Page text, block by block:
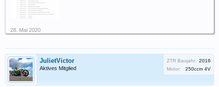
28. Mai 2020
JulietVictor
Aktives Mitglied
ZTR Baujahr: 2016
Motor:
250ccm 4V